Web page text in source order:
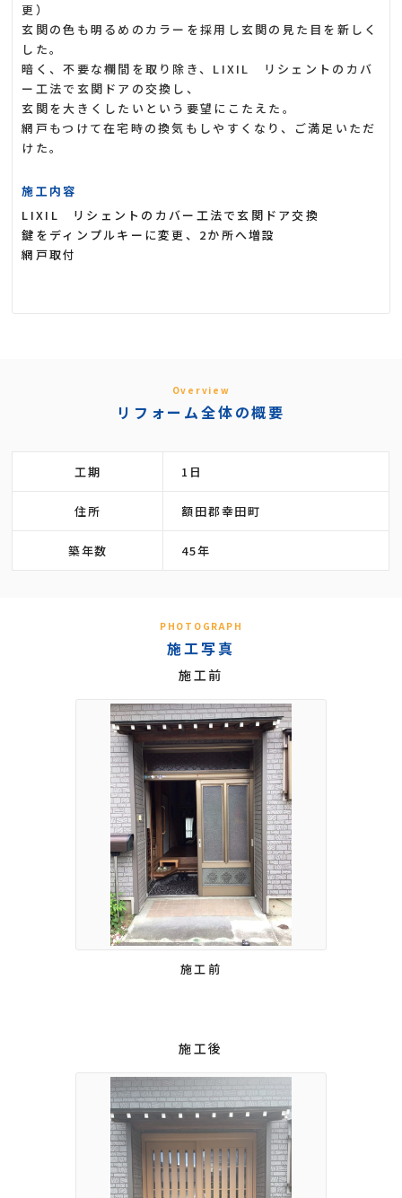
更）
玄関の色も明るめのカラーを採用し玄関の見た目を新しく
した。
暗く、不要な欄間を取り除き、LIXIL リシェントのカバ
ー工法で玄関ドアの交換し、
玄関を大きくしたいという要望にこたえた。
網戸もつけて在宅時の換気もしやすくなり、ご満足いただ
けた。
施工内容
LIXIL リシェントのカバー工法で玄関ドア交換
鍵をディンプルキーに変更、2か所へ増設
網戸取付
Overview
リフォーム全体の概要
工期 1日
住所 額田郡幸田町
築年数 45年
PHOTOGRAPH
施工写真
施工前
施工前
施工後